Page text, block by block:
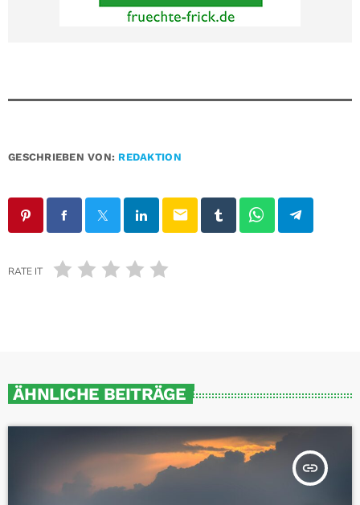
GESCHRIEBEN VON: REDAKTION
email
RATE IT
ÄHNLICHE BEITRÄGE
insert_link